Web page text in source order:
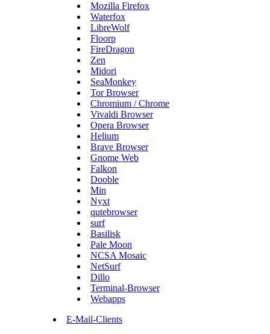
Mozilla Firefox
Waterfox
LibreWolf
Floorp
FireDragon
Zen
Midori
SeaMonkey
Tor Browser
Chromium / Chrome
Vivaldi Browser
Opera Browser
Helium
Brave Browser
Gnome Web
Falkon
Dooble
Min
Nyxt
qutebrowser
surf
Basilisk
Pale Moon
NCSA Mosaic
NetSurf
Dillo
Terminal-Browser
Webapps
E-Mail-Clients